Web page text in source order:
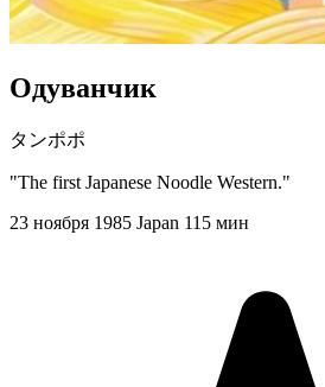
Одуванчик
タンポポ
"The first Japanese Noodle Western."
23 ноября 1985 Japan 115 мин